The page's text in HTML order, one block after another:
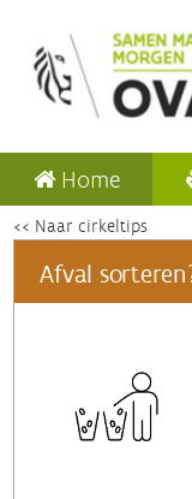
Home
<< Naar cirkeltips
Afval